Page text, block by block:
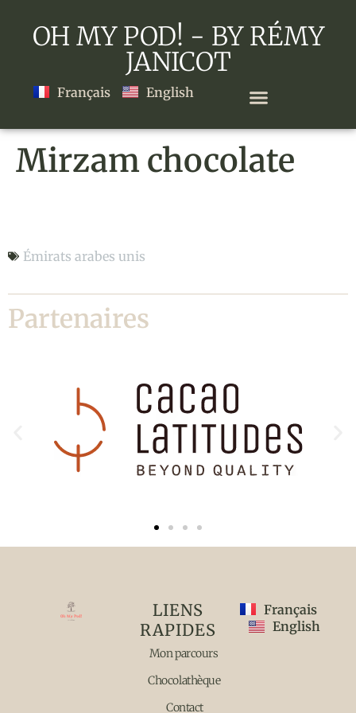
OH MY POD! - BY RÉMY
JANICOT
Français English
Mirzam chocolate
Émirats arabes unis
Partenaires
LIENS
RAPIDES
Mon parcours
Chocolathèque
Contact
Français
English